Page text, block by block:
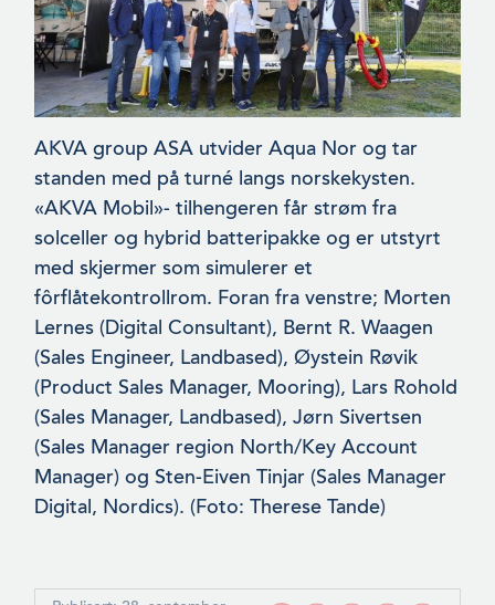
AKVA group ASA utvider Aqua Nor og tar
standen med på turné langs norskekysten.
«AKVA Mobil»- tilhengeren får strøm fra
solceller og hybrid batteripakke og er utstyrt
med skjermer som simulerer et
fôrflåtekontrollrom. Foran fra venstre; Morten
Lernes (Digital Consultant), Bernt R. Waagen
(Sales Engineer, Landbased), Øystein Røvik
(Product Sales Manager, Mooring), Lars Rohold
(Sales Manag­er, Landbased), Jørn Sivertsen
(Sales Manager region North/Key Account
Manager) og Sten-Eiven Tinjar (Sales Manager
Digital, Nordics). (Foto: Therese Tande)